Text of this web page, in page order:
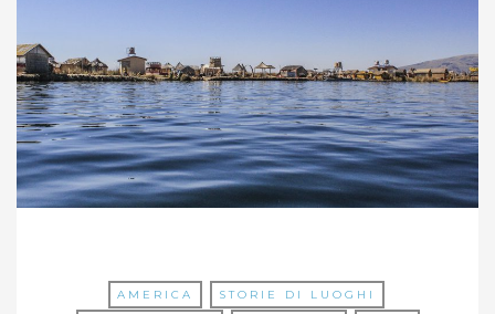
AMERICA
STORIE DI LUOGHI